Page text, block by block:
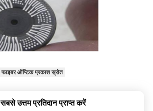
फाइबर ऑप्टिक प्रकाश स्रोत
सबसे उत्तम प्रतिदान प्राप्त करें